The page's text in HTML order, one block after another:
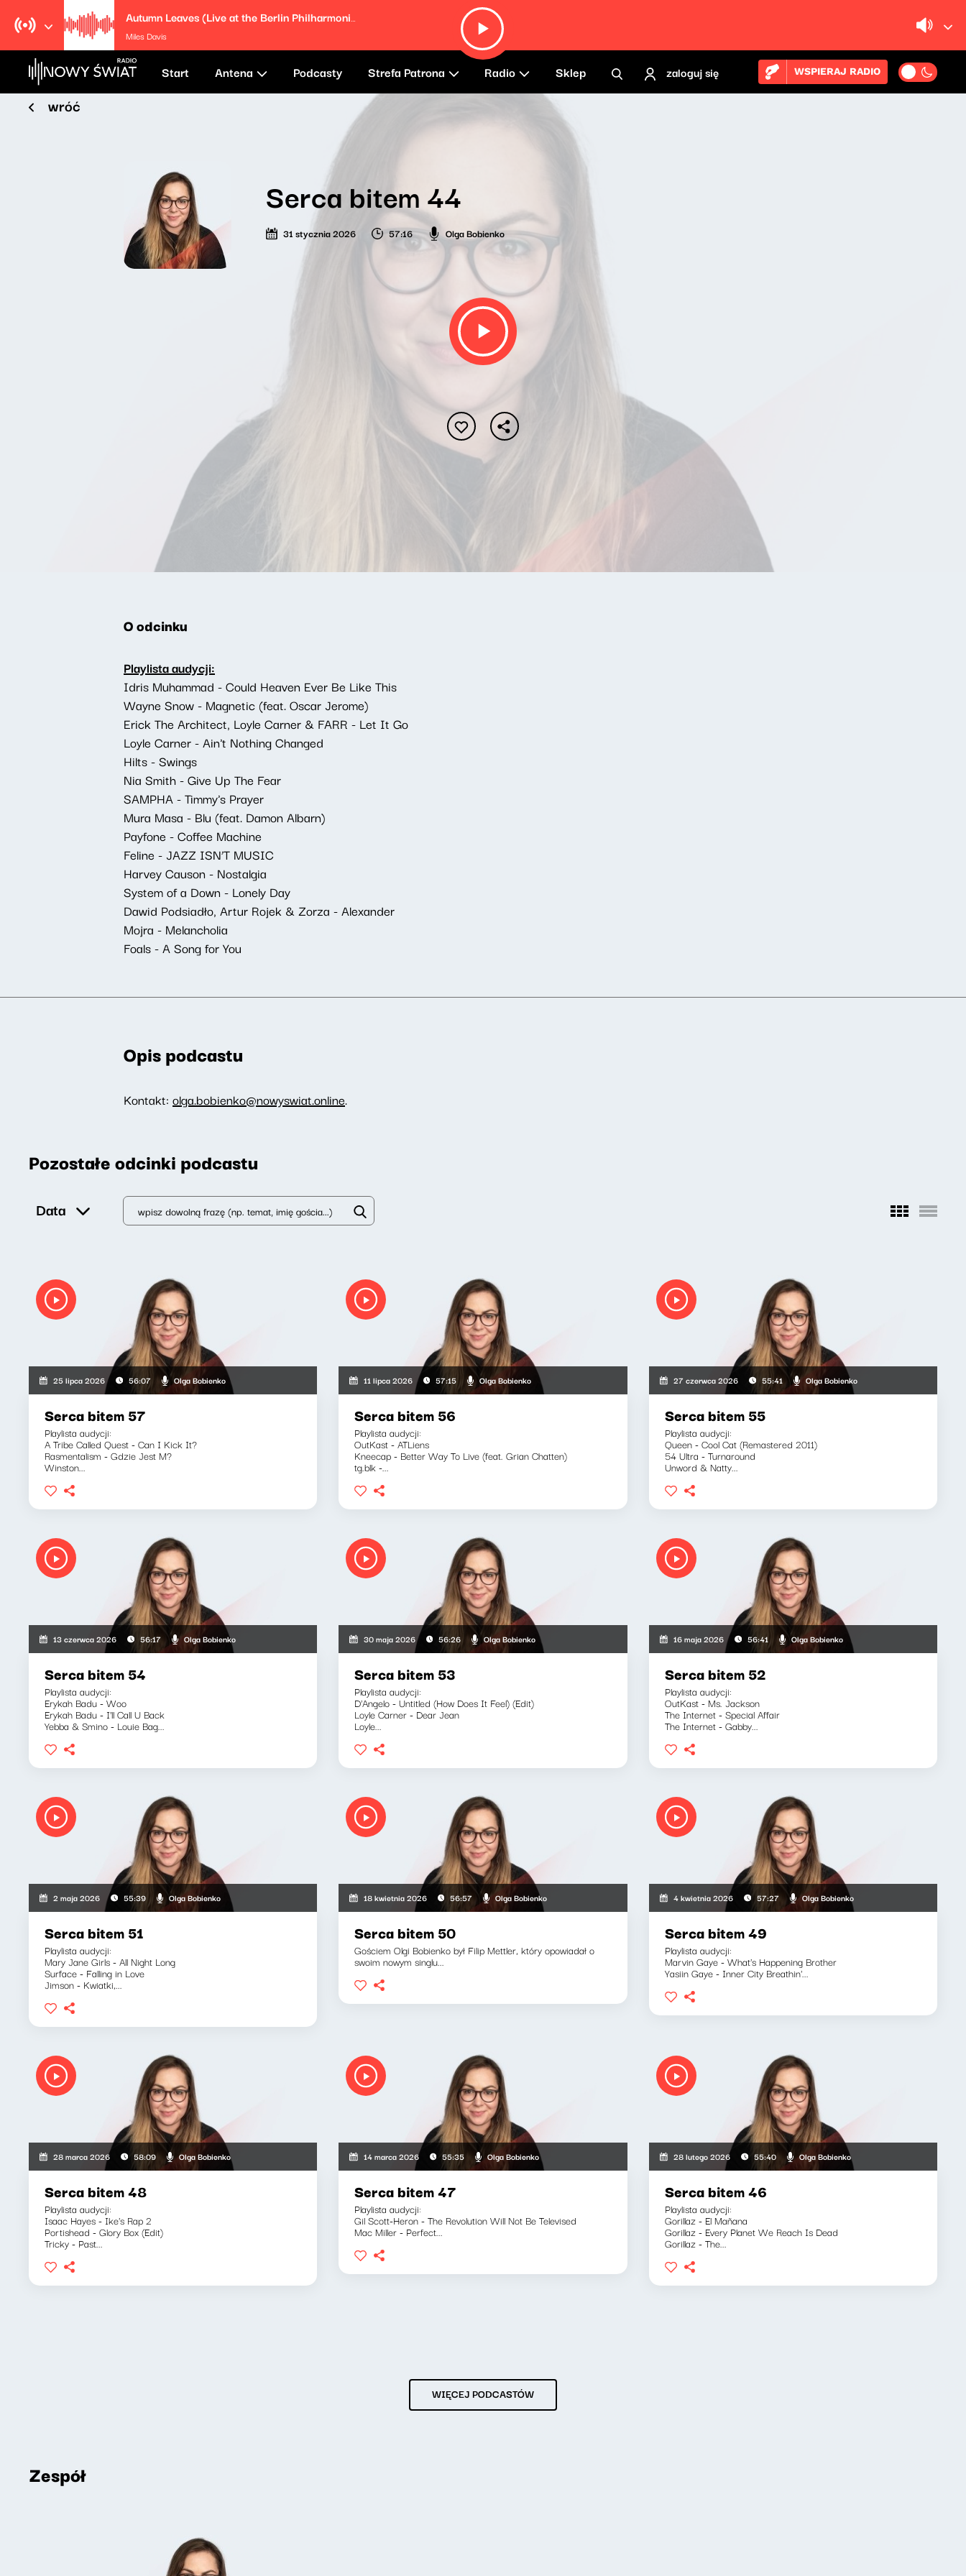
Autumn Leaves (Live at the Berlin Philharmonie, Germany
Miles Davis
Start Antena Podcasty Strefa Patrona Radio Sklep zaloguj się WSPIERAJ RADIO
wróć
Serca bitem 44
31 stycznia 2026 57:16 Olga Bobienko
O odcinku
Playlista audycji:
Idris Muhammad - Could Heaven Ever Be Like This
Wayne Snow - Magnetic (feat. Oscar Jerome)
Erick The Architect, Loyle Carner & FARR - Let It Go
Loyle Carner - Ain't Nothing Changed
Hilts - Swings
Nia Smith - Give Up The Fear
SAMPHA - Timmy's Prayer
Mura Masa - Blu (feat. Damon Albarn)
Payfone - Coffee Machine
Feline - JAZZ ISN’T MUSIC
Harvey Causon - Nostalgia
System of a Down - Lonely Day
Dawid Podsiadło, Artur Rojek & Zorza - Alexander
Mojra - Melancholia
Foals - A Song for You
Opis podcastu
Kontakt: olga.bobienko@nowyswiat.online.
Pozostałe odcinki podcastu
Data
25 lipca 2026 56:07 Olga Bobienko
Serca bitem 57
Playlista audycji:
A Tribe Called Quest - Can I Kick It?
Rasmentalism - Gdzie Jest M?
Winston...
11 lipca 2026 57:15 Olga Bobienko
Serca bitem 56
Playlista audycji:
OutKast - ATLiens
Kneecap - Better Way To Live (feat. Grian Chatten)
tg.blk -...
27 czerwca 2026 55:41 Olga Bobienko
Serca bitem 55
Playlista audycji:
Queen - Cool Cat (Remastered 2011)
54 Ultra - Turnaround
Unword & Natty...
13 czerwca 2026 56:17 Olga Bobienko
Serca bitem 54
Playlista audycji:
Erykah Badu - Woo
Erykah Badu - I'll Call U Back
Yebba & Smino - Louie Bag...
30 maja 2026 56:26 Olga Bobienko
Serca bitem 53
Playlista audycji:
D'Angelo - Untitled (How Does It Feel) (Edit)
Loyle Carner - Dear Jean
Loyle...
16 maja 2026 56:41 Olga Bobienko
Serca bitem 52
Playlista audycji:
OutKast - Ms. Jackson
The Internet - Special Affair
The Internet - Gabby...
2 maja 2026 55:39 Olga Bobienko
Serca bitem 51
Playlista audycji:
Mary Jane Girls - All Night Long
Surface - Falling in Love
Jimson - Kwiatki,...
18 kwietnia 2026 56:57 Olga Bobienko
Serca bitem 50
Gościem Olgi Bobienko był Filip Mettler, który opowiadał o
swoim nowym singlu...
4 kwietnia 2026 57:27 Olga Bobienko
Serca bitem 49
Playlista audycji:
Marvin Gaye - What's Happening Brother
Yasiin Gaye - Inner City Breathin'...
28 marca 2026 58:09 Olga Bobienko
Serca bitem 48
Playlista audycji:
Isaac Hayes - Ike's Rap 2
Portishead - Glory Box (Edit)
Tricky - Past...
14 marca 2026 55:35 Olga Bobienko
Serca bitem 47
Playlista audycji:
Gil Scott-Heron - The Revolution Will Not Be Televised
Mac Miller - Perfect...
28 lutego 2026 55:40 Olga Bobienko
Serca bitem 46
Playlista audycji:
Gorillaz - El Mañana
Gorillaz - Every Planet We Reach Is Dead
Gorillaz - The...
WIĘCEJ PODCASTÓW
Zespół